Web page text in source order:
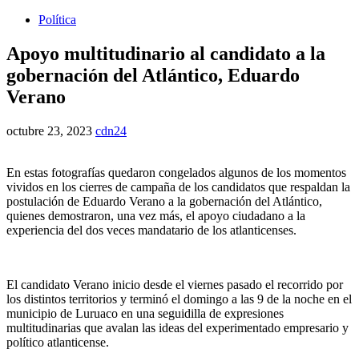
Política
Apoyo multitudinario al candidato a la
gobernación del Atlántico, Eduardo
Verano
octubre 23, 2023 cdn24
En estas fotografías quedaron congelados algunos de los momentos
vividos en los cierres de campaña de los candidatos que respaldan la
postulación de Eduardo Verano a la gobernación del Atlántico,
quienes demostraron, una vez más, el apoyo ciudadano a la
experiencia del dos veces mandatario de los atlanticenses.
El candidato Verano inicio desde el viernes pasado el recorrido por
los distintos territorios y terminó el domingo a las 9 de la noche en el
municipio de Luruaco en una seguidilla de expresiones
multitudinarias que avalan las ideas del experimentado empresario y
político atlanticense.